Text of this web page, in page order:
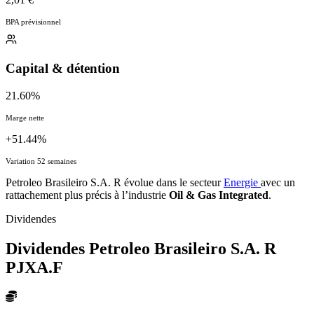
BPA prévisionnel
Capital & détention
21.60%
Marge nette
+51.44%
Variation 52 semaines
Petroleo Brasileiro S.A. R évolue dans le secteurEnergie avec un
rattachement plus précis à l’industrie Oil & Gas Integrated.
Dividendes
Dividendes Petroleo Brasileiro S.A. R
PJXA.F